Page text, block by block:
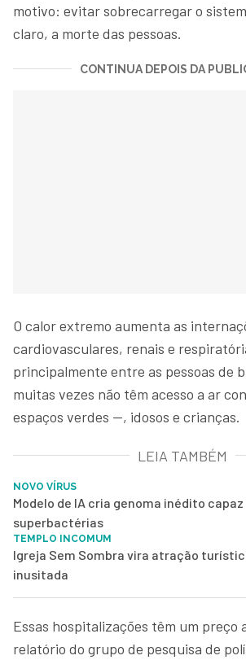
motivo: evitar sobrecarregar o
claro, a morte das pessoas.
CONTINUA DEPOIS DA
O calor extremo aumenta as
cardiovasculares, renais e
principalmente entre as pessoas de
muitas vezes não têm acesso a ar
espaços verdes —, idosos e crianças.
LEIA TAMBÉM
NOVO VÍRUS
Modelo de IA cria genoma inédito
superbactérias
TEMPLO INCOMUM
Igreja Sem Sombra vira atração
inusitada
Essas hospitalizações têm um preço
relatório do grupo de pesquisa de